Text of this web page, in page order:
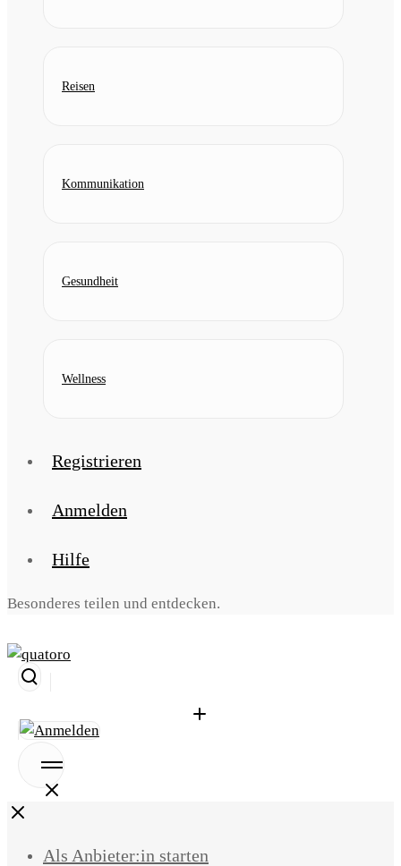
Reisen
Kommunikation
Gesundheit
Wellness
Registrieren
Anmelden
Hilfe
Besonderes teilen und entdecken.
Suche
Open
Menu
Close
Als Anbieter:in starten